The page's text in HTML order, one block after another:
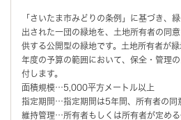
「さいたま市みどりの条例」に基づき、
出された一団の緑地を、土地所有者の同
供する公開型の緑地です。土地所有者が
年度の予算の範囲において、保全・管理
付します。
面積規模…5,000平方メートル以上
指定期間…指定期間は5年間、所有者の同
維持管理…所有者もしくは所有者が定め